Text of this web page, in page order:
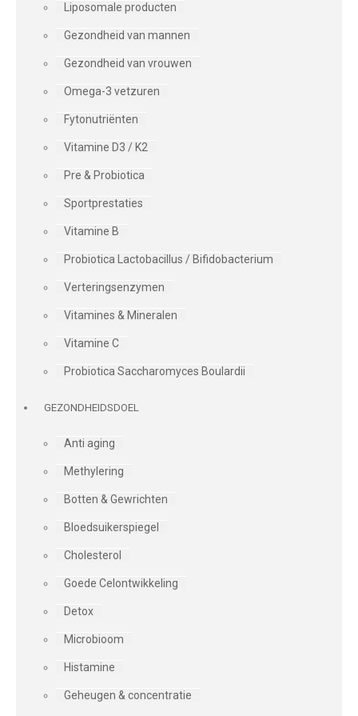
Liposomale producten
Gezondheid van mannen
Gezondheid van vrouwen
Omega-3 vetzuren
Fytonutriënten
Vitamine D3 / K2
Pre & Probiotica
Sportprestaties
Vitamine B
Probiotica Lactobacillus / Bifidobacterium
Verteringsenzymen
Vitamines & Mineralen
Vitamine C
Probiotica Saccharomyces Boulardii
GEZONDHEIDSDOEL
Anti aging
Methylering
Botten & Gewrichten
Bloedsuikerspiegel
Cholesterol
Goede Celontwikkeling
Detox
Microbioom
Histamine
Geheugen & concentratie